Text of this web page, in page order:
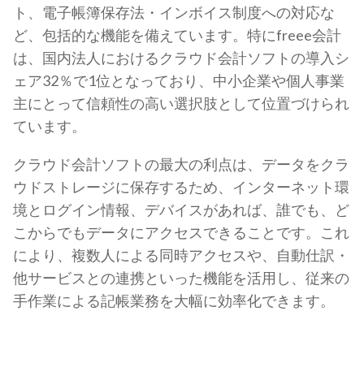
ト、電子帳簿保存法・インボイス制度への対応な
ど、包括的な機能を備えています。特にfreee会計
は、国内法人におけるクラウド会計ソフトの導入シ
ェア32％で1位となっており、中小企業や個人事業
主にとって信頼性の高い選択肢として位置づけられ
ています。
クラウド会計ソフトの最大の利点は、データをクラ
ウドストレージに保存するため、インターネット環
境とログイン情報、デバイスがあれば、誰でも、ど
こからでもデータにアクセスできることです。これ
により、複数人による同時アクセスや、自動仕訳・
他サービスとの連携といった機能を活用し、従来の
手作業による記帳業務を大幅に効率化できます。